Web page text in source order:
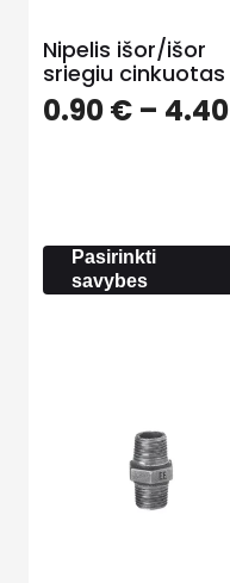
Nipelis išor/išor
sriegiu cinkuotas
0.90€ – 4.40
Pasirinkti
savybes